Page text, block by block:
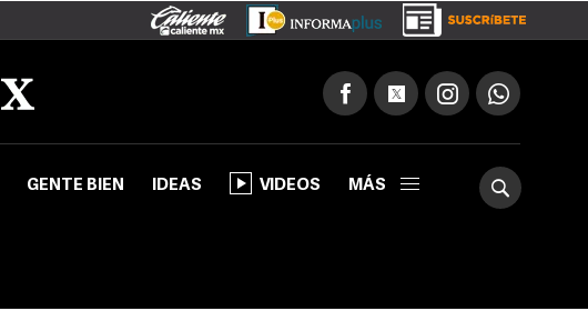
GENTE BIEN IDEAS VIDEOS MÁS